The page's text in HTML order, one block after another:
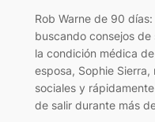
Rob Warne de 90
buscando consejos
la condición médica
esposa, Sophie
sociales y
de salir durante más